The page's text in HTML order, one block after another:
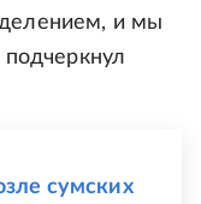
и мы
сумских